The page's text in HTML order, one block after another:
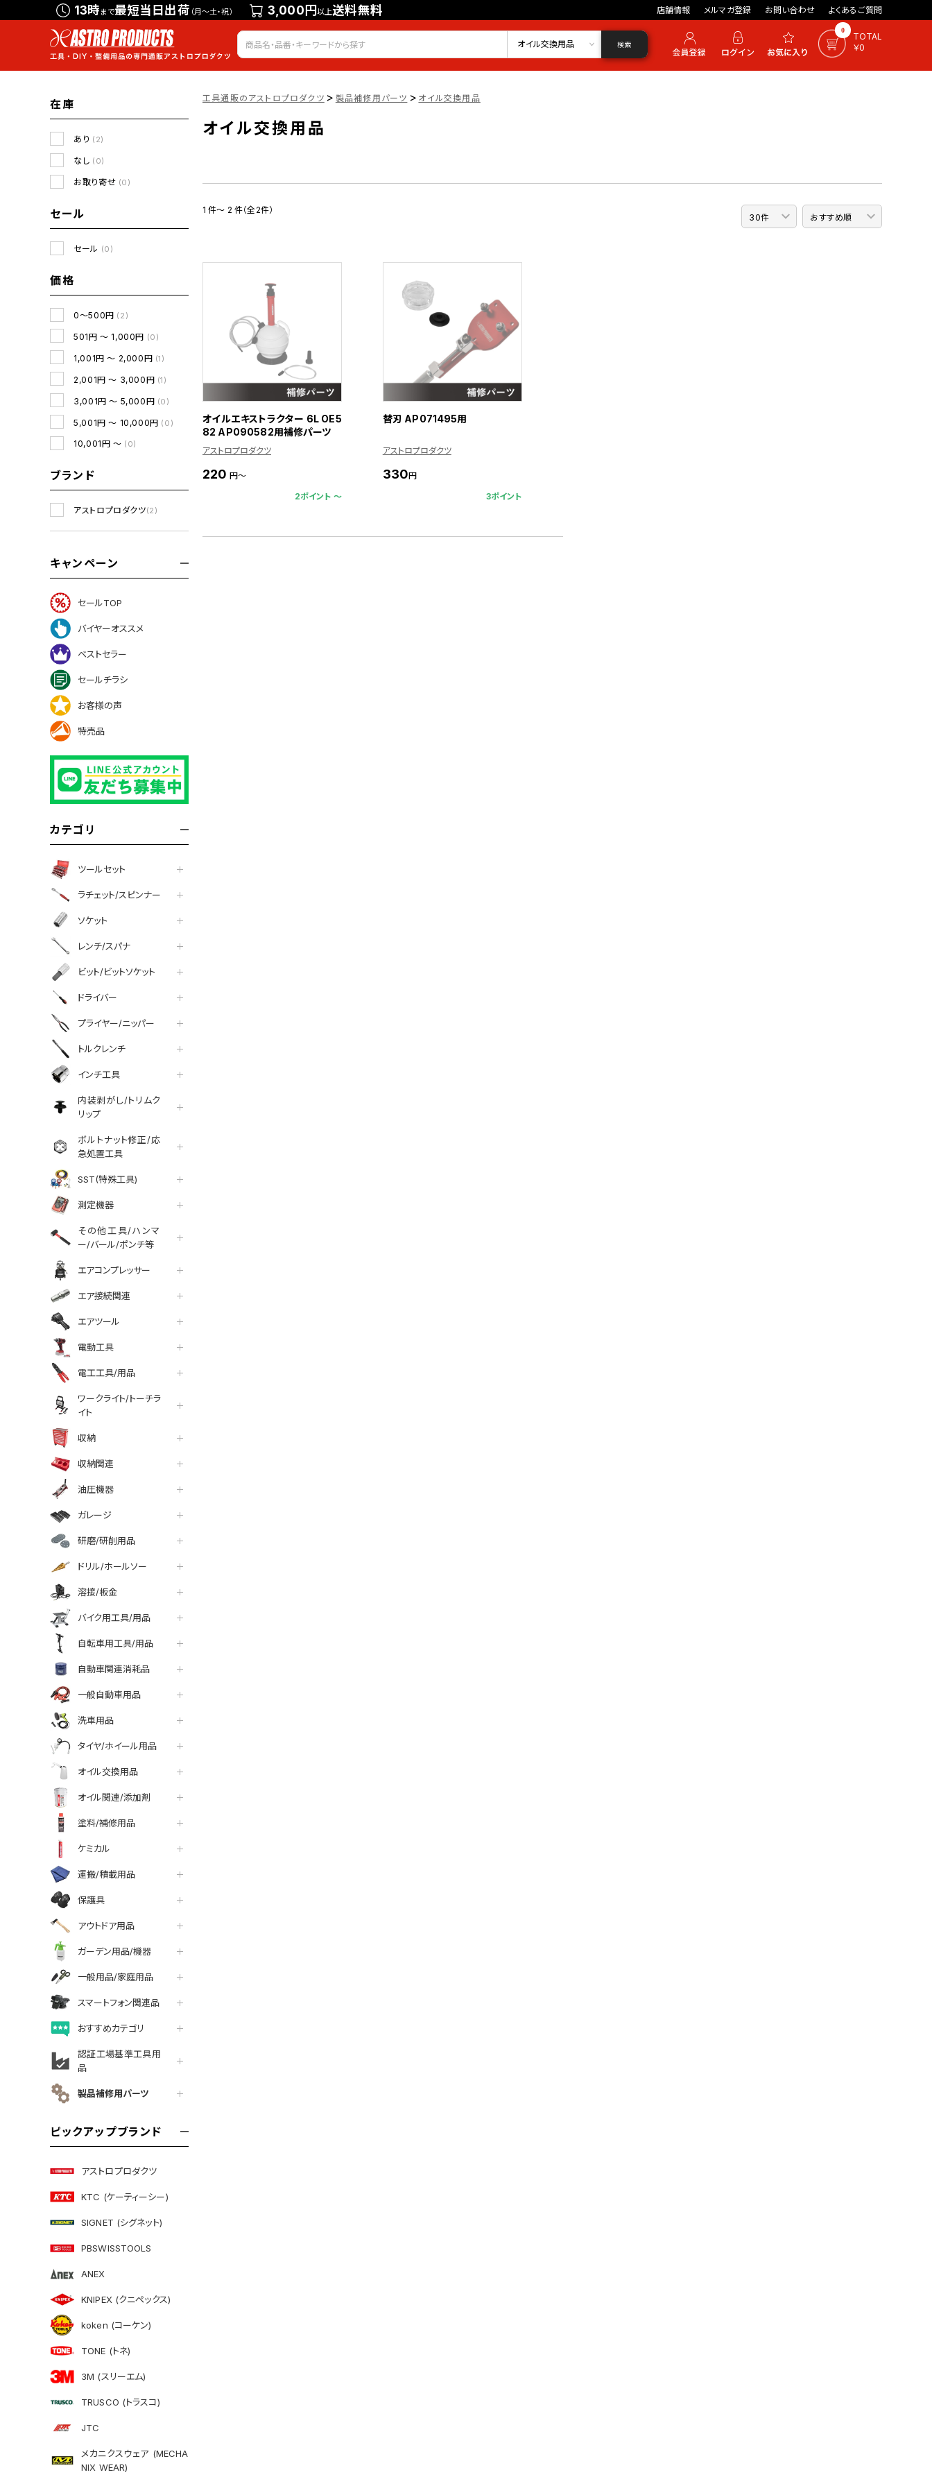
13時まで最短当日出荷 （月～土・祝） 3,000円以上送料無料 店舗情報 メルマガ登録 お問い合わせ よくあるご質問
会員登録 ログイン お気に入り 0
TOTAL
￥0
オイル交換用品 検索
在庫
あり (2)
なし (0)
お取り寄せ (0)
セール
セール (0)
価格
0～500円 (2)
501円 ～ 1,000円 (0)
1,001円 ～ 2,000円 (1)
2,001円 ～ 3,000円 (1)
3,001円 ～ 5,000円 (0)
5,001円 ～ 10,000円 (0)
10,001円 ～ (0)
ブランド
アストロプロダクツ(2)
キャンペーン
セールTOP
バイヤーオススメ
ベストセラー
セールチラシ
お客様の声
特売品
カテゴリ
ツールセット
ラチェット/スピンナー
ソケット
レンチ/スパナ
ビット/ビットソケット
ドライバー
プライヤー/ニッパー
トルクレンチ
インチ工具
内装剥がし/トリムク
リップ
ボルトナット修正/応
急処置工具
SST(特殊工具)
測定機器
その他工具/ハンマ
ー/バール/ポンチ等
エアコンプレッサー
エア接続関連
エアツール
電動工具
電工工具/用品
ワークライト/トーチラ
イト
収納
収納関連
油圧機器
ガレージ
研磨/研削用品
ドリル/ホールソー
溶接/板金
バイク用工具/用品
自転車用工具/用品
自動車関連消耗品
一般自動車用品
洗車用品
タイヤ/ホイール用品
オイル交換用品
オイル関連/添加剤
塗料/補修用品
ケミカル
運搬/積載用品
保護具
アウトドア用品
ガーデン用品/機器
一般用品/家庭用品
スマートフォン関連品
おすすめカテゴリ
認証工場基準工具用
品
製品補修用パーツ
ピックアップブランド
アストロプロダクツ
KTC (ケーティーシー)
SIGNET (シグネット)
PBSWISSTOOLS
ANEX
KNIPEX (クニペックス)
koken (コーケン)
TONE (トネ)
3M (スリーエム)
TRUSCO (トラスコ)
JTC
メカニクスウェア (MECHA
NIX WEAR)
工具通販のアストロプロダクツ > 製品補修用パーツ > オイル交換用品
オイル交換用品
1 件～ 2 件（全2件）
オイルエキストラクター 6L OE5
82 AP090582用補修パーツ
アストロプロダクツ
220 円～
2ポイント 〜
替刃 AP071495用
アストロプロダクツ
330円
3ポイント